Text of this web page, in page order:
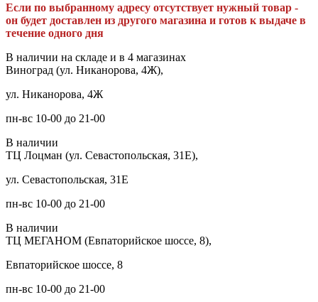
Если по выбранному адресу отсутствует нужный товар -
он будет доставлен из другого магазина и готов к выдаче в
течение одного дня
В наличии на складе и в 4 магазинах
Виноград (ул. Никанорова, 4Ж),
ул. Никанорова, 4Ж
пн-вс 10-00 до 21-00
В наличии
ТЦ Лоцман (ул. Севастопольская, 31Е),
ул. Севастопольская, 31Е
пн-вс 10-00 до 21-00
В наличии
ТЦ МЕГАНОМ (Евпаторийское шоссе, 8),
Евпаторийское шоссе, 8
пн-вс 10-00 до 21-00